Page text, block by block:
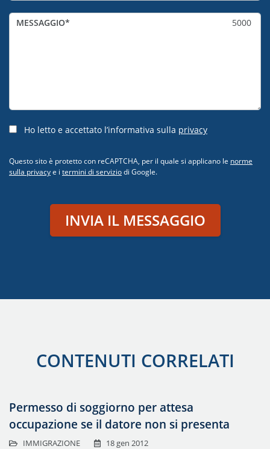
MESSAGGIO 5000
Ho letto e accettato l’informativa sulla privacy
Questo sito è protetto con reCAPTCHA, per il quale si applicano le norme
sulla privacye i termini di serviziodi Google.
INVIA IL MESSAGGIO
CONTENUTI CORRELATI
Permesso di soggiorno per attesa
occupazione se il datore non si presenta
IMMIGRAZIONE 18 gen 2012